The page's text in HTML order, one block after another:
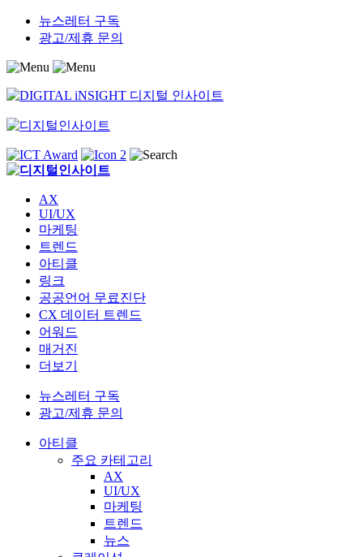
Skip
content
뉴스레터 구독
광고/제휴 문의
AX
UI/UX
마케팅
트렌드
아티클
링크
공공언어 무료진단
CX 데이터 트렌드
어워드
매거진
더보기
뉴스레터 구독
광고/제휴 문의
아티클
주요 카테고리
AX
UI/UX
마케팅
트렌드
뉴스